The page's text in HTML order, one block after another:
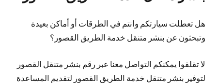
هل تعطلت سيارتكم وانتم في الطرقات أو أماكن بعيدة
وتبحثون عن بنشر متنقل خدمة الطريق القصور؟
لا تقلقوا يمكنكم التواصل معنا عبر رقم بنشر متنقل القصور
لتوفير بنشر متنقل خدمة الطريق القصور لتقديم المساعدة